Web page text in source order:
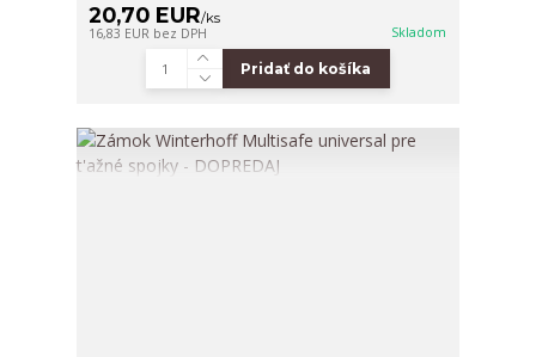
20,70 EUR/ks
16,83 EUR bez DPH Skladom
Pridať do košíka